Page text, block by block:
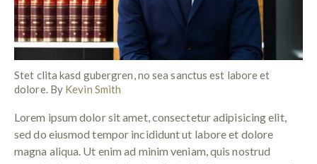
Stet clita kasd gubergren, no sea sanctus est labore et
dolore. By Kevin Smith
Lorem ipsum dolor sit amet, consectetur adipisicing elit,
sed do eiusmod tempor incididunt ut labore et dolore
magna aliqua. Ut enim ad minim veniam, quis nostrud